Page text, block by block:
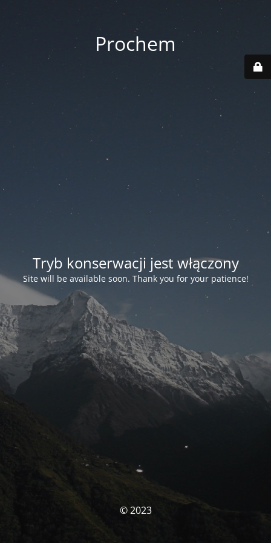
Prochem
Tryb konserwacji jest włączony
Site will be available soon. Thank you for your patience!
© 2023